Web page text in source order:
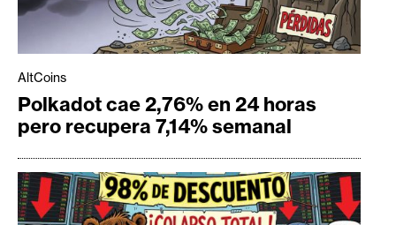
AltCoins
Polkadot cae 2,76% en 24 horas
pero recupera 7,14% semanal